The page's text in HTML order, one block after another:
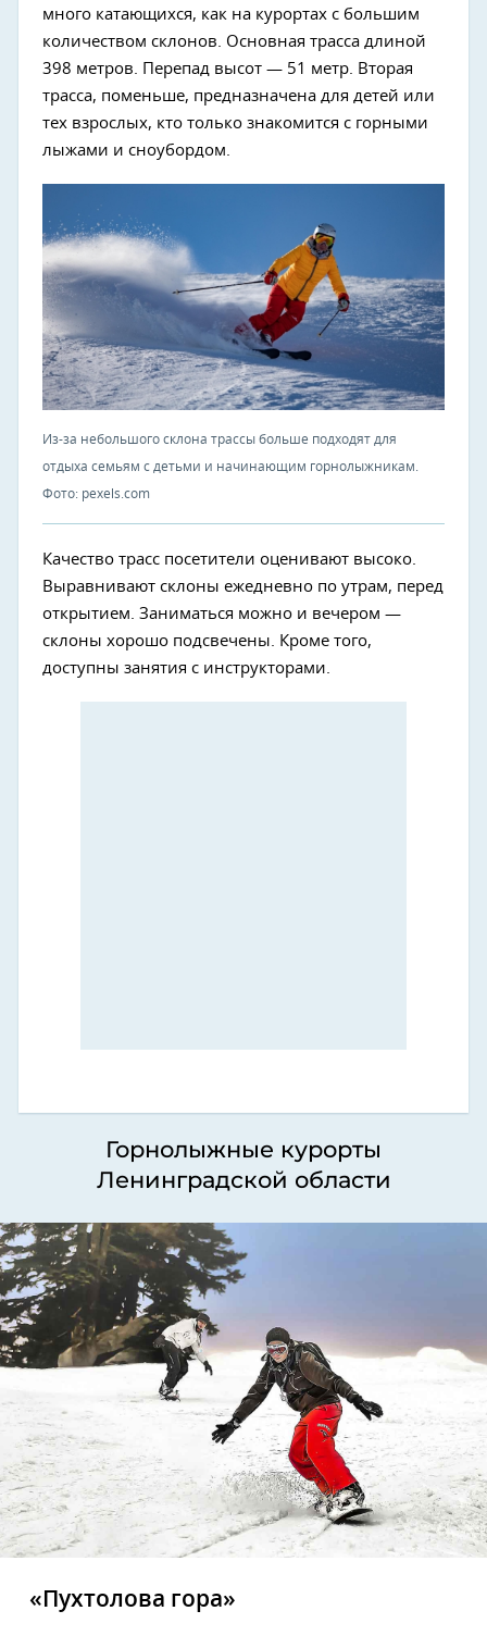
много катающихся, как на курортах с большим
количеством склонов. Основная трасса длиной
398 метров. Перепад высот — 51 метр. Вторая
трасса, поменьше, предназначена для детей или
тех взрослых, кто только знакомится с горными
лыжами и сноубордом.
Из-за небольшого склона трассы больше подходят для
отдыха семьям с детьми и начинающим горнолыжникам.
Фото: pexels.com
Качество трасс посетители оценивают высоко.
Выравнивают склоны ежедневно по утрам, перед
открытием. Заниматься можно и вечером —
склоны хорошо подсвечены. Кроме того,
доступны занятия с инструкторами.
Горнолыжные курорты
Ленинградской области
«Пухтолова гора»